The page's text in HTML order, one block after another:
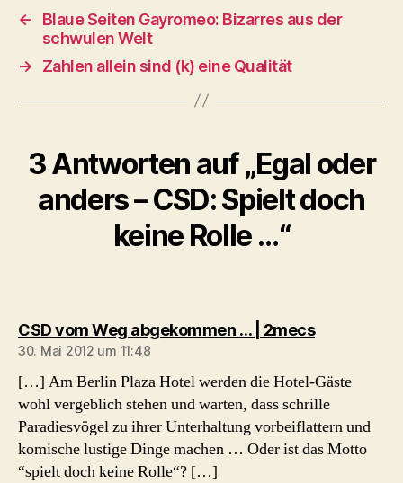
←
Blaue Seiten Gayromeo: Bizarres aus der
schwulen Welt
→
Zahlen allein sind (k) eine Qualität
3 Antworten auf „Egal oder
anders – CSD: Spielt doch
keine Rolle …“
CSD vom Weg abgekommen … | 2mecssagt:
30. Mai 2012 um 11:48
[…] Am Berlin Plaza Hotel werden die Hotel-Gäste
wohl vergeblich stehen und warten, dass schrille
Paradiesvögel zu ihrer Unterhaltung vorbeiflattern und
komische lustige Dinge machen … Oder ist das Motto
“spielt doch keine Rolle“? […]